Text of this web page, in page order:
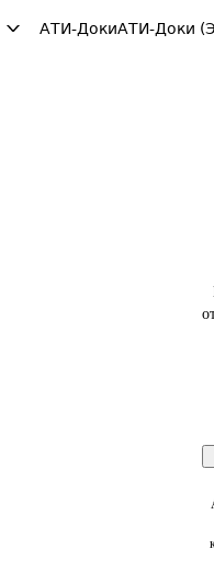
АТИ-ДокиАТИ-Доки